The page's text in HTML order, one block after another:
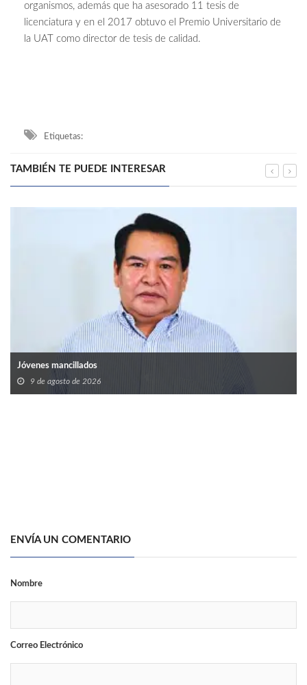
organismos, además que ha asesorado 11 tesis de
licenciatura y en el 2017 obtuvo el Premio Universitario de
la UAT como director de tesis de calidad.
Etiquetas:
TAMBIÉN TE PUEDE INTERESAR
Jóvenes mancillados
9 de agosto de 2026
ENVÍA UN COMENTARIO
Nombre
Correo Electrónico